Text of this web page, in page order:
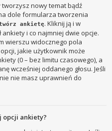
nowy temat bądź
dole formularza tworzenia
ankietę. Kliknij ją i w
i co najmniej dwie opcje.
wierszu widocznego pola
jakie użytkownik może
(0 – bez limitu czasowego), a
wcześniej oddanego głosu. Jeśli
nie masz uprawnień do
opcji ankiety?